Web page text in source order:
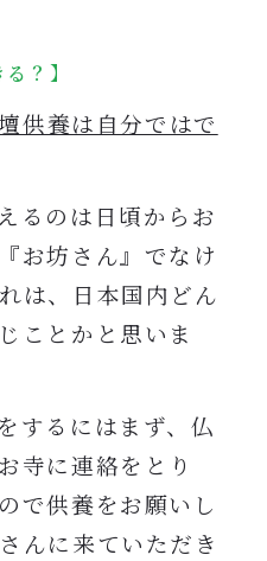
？】
供養は自分ではで
るのは日頃からお
お坊さん』でなけ
は、日本国内どん
ことかと思いま
するにはまず、仏
寺に連絡をとり
で供養をお願いし
んに来ていただき